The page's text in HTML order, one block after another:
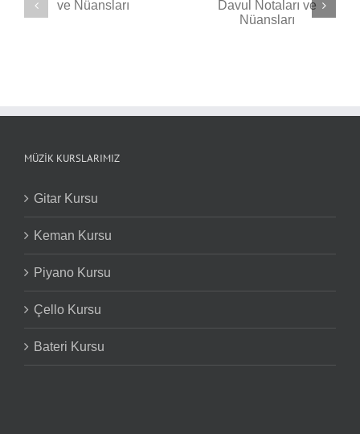
Seven Nation Army
Back in Black Davul
Notaları ve Nüansları
MÜZIK KURSLARIMIZ
Gitar Kursu
Keman Kursu
Piyano Kursu
Çello Kursu
Bateri Kursu